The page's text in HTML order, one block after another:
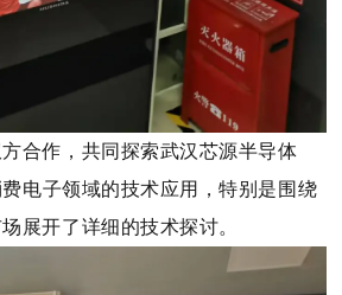
合作，共同探索武汉芯源半导体
电子领域的技术应用，特别是围绕
展开了详细的技术探讨。